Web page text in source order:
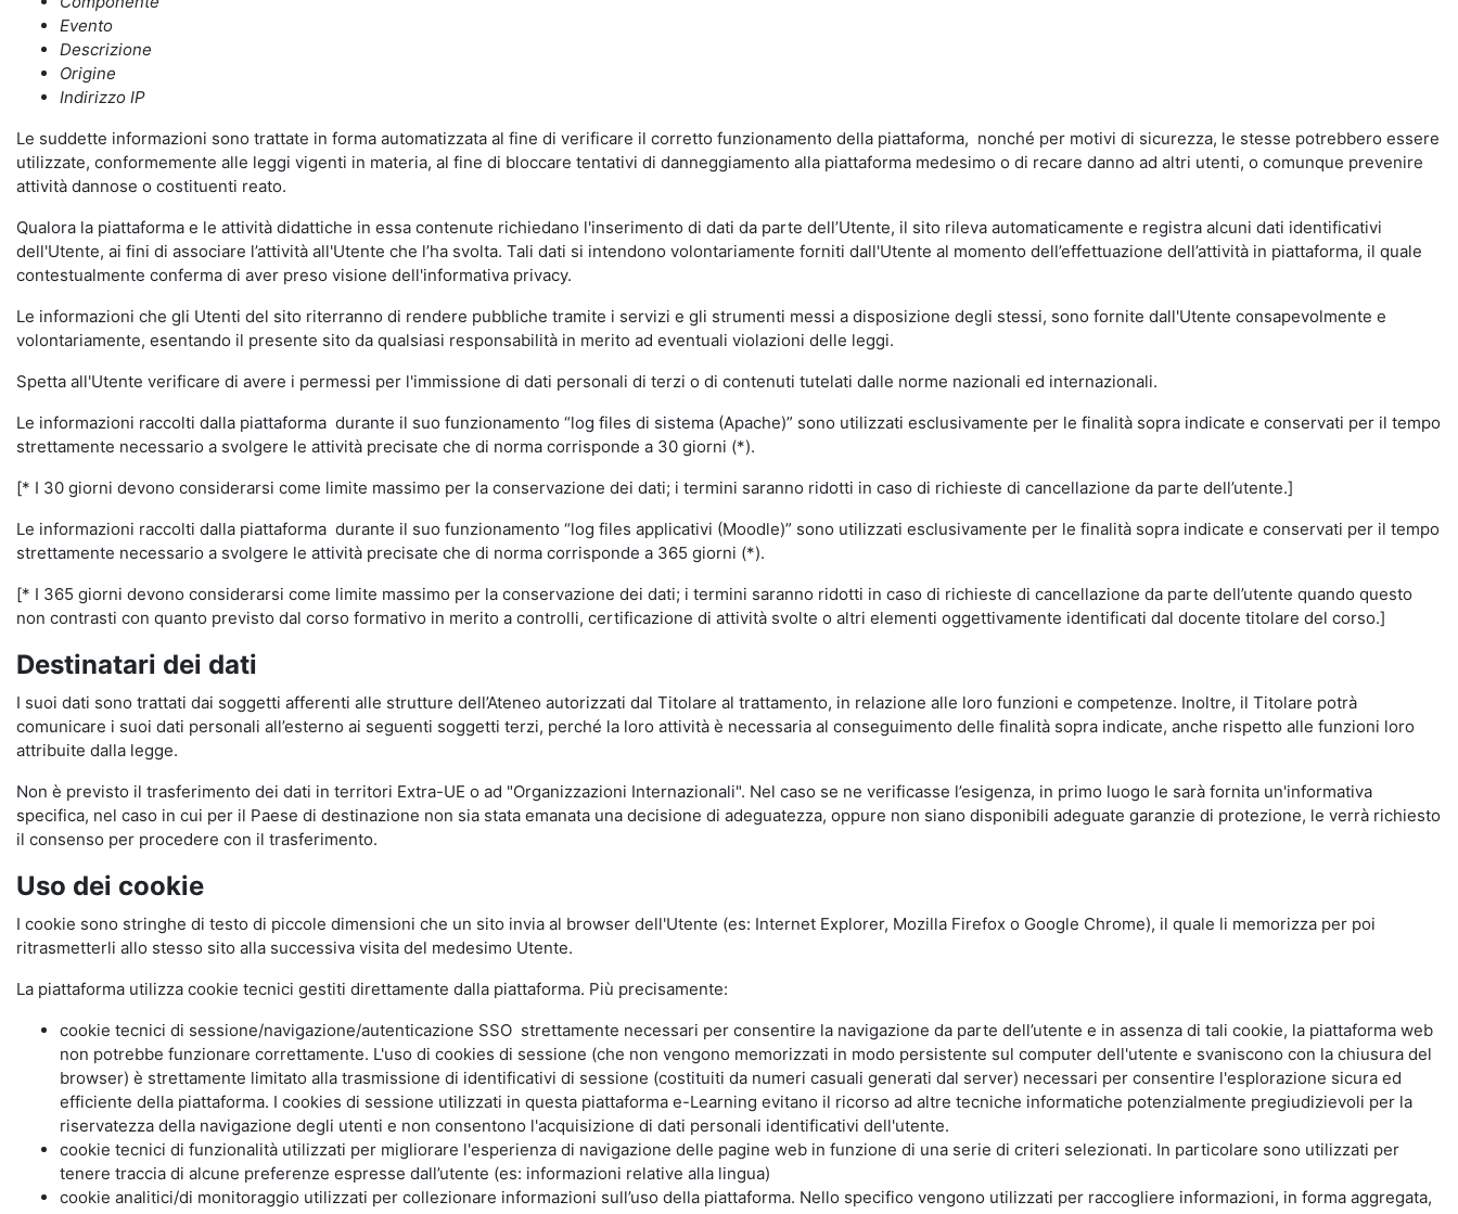
Evento
Descrizione
Origine
Indirizzo IP
Le suddette informazioni sono trattate in forma automatizzata al fine di verificare il corretto funzionamento della piattaforma, nonché per motivi di sicurezza, le stesse potrebbero essere
utilizzate, conformemente alle leggi vigenti in materia, al fine di bloccare tentativi di danneggiamento alla piattaforma medesimo o di recare danno ad altri utenti, o comunque prevenire
attività dannose o costituenti reato.
Qualora la piattaforma e le attività didattiche in essa contenute richiedano l'inserimento di dati da parte dell’Utente, il sito rileva automaticamente e registra alcuni dati identificativi
dell'Utente, ai fini di associare l’attività all'Utente che l’ha svolta. Tali dati si intendono volontariamente forniti dall'Utente al momento dell’effettuazione dell’attività in piattaforma, il quale
contestualmente conferma di aver preso visione dell'informativa privacy.
Le informazioni che gli Utenti del sito riterranno di rendere pubbliche tramite i servizi e gli strumenti messi a disposizione degli stessi, sono fornite dall'Utente consapevolmente e
volontariamente, esentando il presente sito da qualsiasi responsabilità in merito ad eventuali violazioni delle leggi.
Spetta all'Utente verificare di avere i permessi per l'immissione di dati personali di terzi o di contenuti tutelati dalle norme nazionali ed internazionali.
Le informazioni raccolti dalla piattaforma durante il suo funzionamento “log files di sistema (Apache)” sono utilizzati esclusivamente per le finalità sopra indicate e conservati per il tempo
strettamente necessario a svolgere le attività precisate che di norma corrisponde a 30 giorni (*).
[* I 30 giorni devono considerarsi come limite massimo per la conservazione dei dati; i termini saranno ridotti in caso di richieste di cancellazione da parte dell’utente.]
Le informazioni raccolti dalla piattaforma durante il suo funzionamento “log files applicativi (Moodle)” sono utilizzati esclusivamente per le finalità sopra indicate e conservati per il tempo
strettamente necessario a svolgere le attività precisate che di norma corrisponde a 365 giorni (*).
[* I 365 giorni devono considerarsi come limite massimo per la conservazione dei dati; i termini saranno ridotti in caso di richieste di cancellazione da parte dell’utente quando questo
non contrasti con quanto previsto dal corso formativo in merito a controlli, certificazione di attività svolte o altri elementi oggettivamente identificati dal docente titolare del corso.]
Destinatari dei dati
I suoi dati sono trattati dai soggetti afferenti alle strutture dell’Ateneo autorizzati dal Titolare al trattamento, in relazione alle loro funzioni e competenze. Inoltre, il Titolare potrà
comunicare i suoi dati personali all’esterno ai seguenti soggetti terzi, perché la loro attività è necessaria al conseguimento delle finalità sopra indicate, anche rispetto alle funzioni loro
attribuite dalla legge.
Non è previsto il trasferimento dei dati in territori Extra-UE o ad "Organizzazioni Internazionali". Nel caso se ne verificasse l’esigenza, in primo luogo le sarà fornita un'informativa
specifica, nel caso in cui per il Paese di destinazione non sia stata emanata una decisione di adeguatezza, oppure non siano disponibili adeguate garanzie di protezione, le verrà richiesto
il consenso per procedere con il trasferimento.
Uso dei cookie
I cookie sono stringhe di testo di piccole dimensioni che un sito invia al browser dell'Utente (es: Internet Explorer, Mozilla Firefox o Google Chrome), il quale li memorizza per poi
ritrasmetterli allo stesso sito alla successiva visita del medesimo Utente.
La piattaforma utilizza cookie tecnici gestiti direttamente dalla piattaforma. Più precisamente:
cookie tecnici di sessione/navigazione/autenticazione SSO strettamente necessari per consentire la navigazione da parte dell’utente e in assenza di tali cookie, la piattaforma web
non potrebbe funzionare correttamente. L'uso di cookies di sessione (che non vengono memorizzati in modo persistente sul computer dell'utente e svaniscono con la chiusura del
browser) è strettamente limitato alla trasmissione di identificativi di sessione (costituiti da numeri casuali generati dal server) necessari per consentire l'esplorazione sicura ed
efficiente della piattaforma. I cookies di sessione utilizzati in questa piattaforma e-Learning evitano il ricorso ad altre tecniche informatiche potenzialmente pregiudizievoli per la
riservatezza della navigazione degli utenti e non consentono l'acquisizione di dati personali identificativi dell'utente.
cookie tecnici di funzionalità utilizzati per migliorare l'esperienza di navigazione delle pagine web in funzione di una serie di criteri selezionati. In particolare sono utilizzati per
tenere traccia di alcune preferenze espresse dall’utente (es: informazioni relative alla lingua)
cookie analitici/di monitoraggio utilizzati per collezionare informazioni sull’uso della piattaforma. Nello specifico vengono utilizzati per raccogliere informazioni, in forma aggregata,